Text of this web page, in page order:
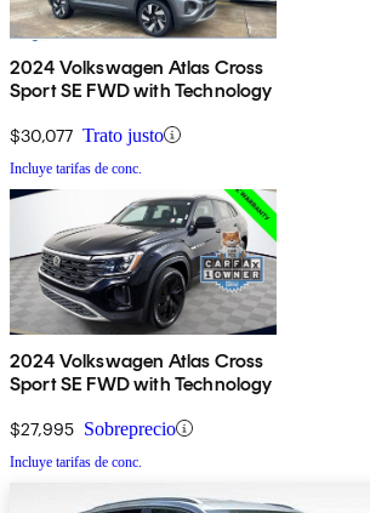
2024 Volkswagen Atlas Cross
Sport SE FWD with Technology
$30,077 Trato justo
Incluye tarifas de conc.
2024 Volkswagen Atlas Cross
Sport SE FWD with Technology
$27,995 Sobreprecio
Incluye tarifas de conc.